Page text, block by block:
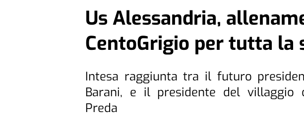
Us Alessandria,
CentoGrigio per tutta la
Intesa raggiunta tra il futuro
Barani, e il presidente del villaggio
Preda